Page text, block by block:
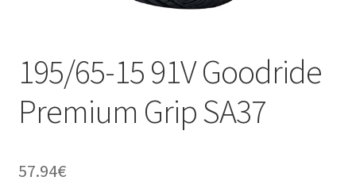
195/65-15 91V Goodride
Premium Grip SA37
57.94€